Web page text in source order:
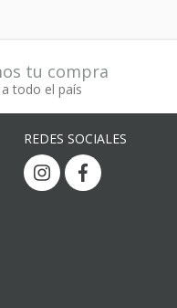
tu compra
todo el país
REDES SOCIALES